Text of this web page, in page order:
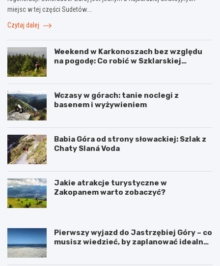
i
y
e
a
o
s
t
k
i
o
P
o
d
a
l
u
B
u
k
o
n
i
e
miejsc w tej części Sudetów.…
Czytaj dalej
Weekend w Karkonoszach bez względu
na pogodę: Co robić w Szklarskiej
Wczasy w górach: tanie noclegi z
basenem i wyżywieniem
Babia Góra od strony słowackiej: Szlak z
Chaty Slaná Voda
Jakie atrakcje turystyczne w
Zakopanem warto zobaczyć?
Pierwszy wyjazd do Jastrzębiej Góry – co
musisz wiedzieć, by zaplanować idealny